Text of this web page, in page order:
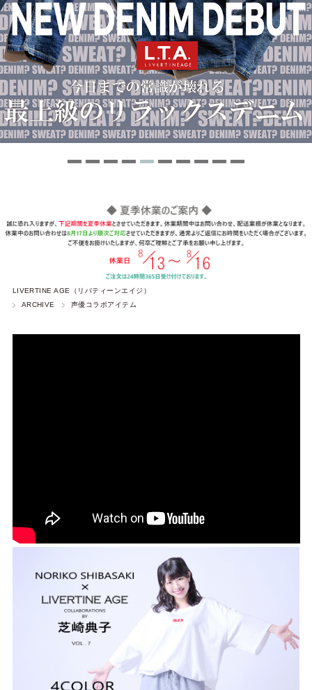
LIVERTINE AGE（リバティーンエイジ）
ARCHIVE
声優コラボアイテム